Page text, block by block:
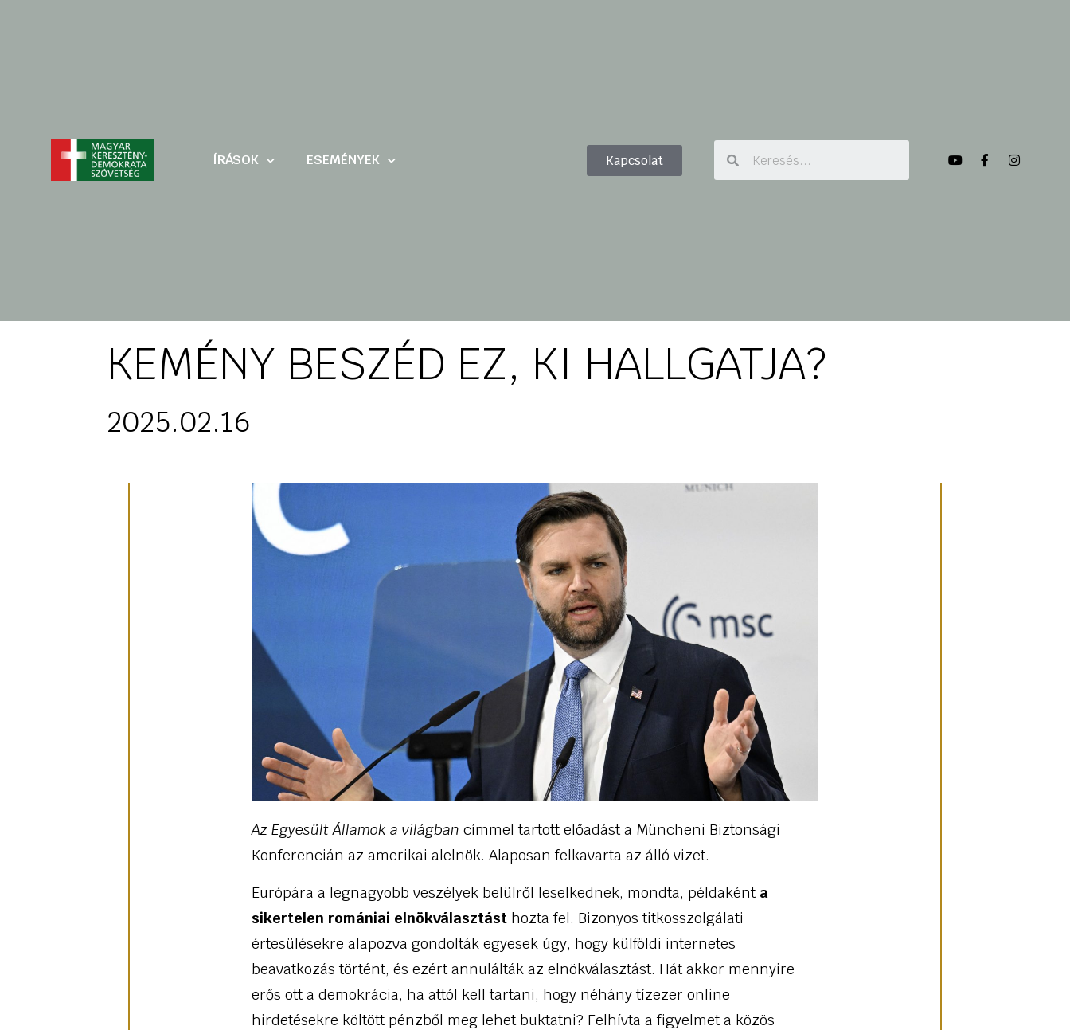
ÍRÁSOK ESEMÉNYEK Kapcsolat
KEMÉNY BESZÉD EZ, KI HALLGATJA?
2025.02.16
Az Egyesült Államok a világban címmel tartott előadást a Müncheni Biztonsági
Konferencián az amerikai alelnök. Alaposan felkavarta az álló vizet.
Európára a legnagyobb veszélyek belülről leselkednek, mondta, példaként a
sikertelen romániai elnökválasztást hozta fel. Bizonyos titkosszolgálati
értesülésekre alapozva gondolták egyesek úgy, hogy külföldi internetes
beavatkozás történt, és ezért annulálták az elnökválasztást. Hát akkor mennyire
erős ott a demokrácia, ha attól kell tartani, hogy néhány tízezer online
hirdetésekre költött pénzből meg lehet buktatni? Felhívta a figyelmet a közös